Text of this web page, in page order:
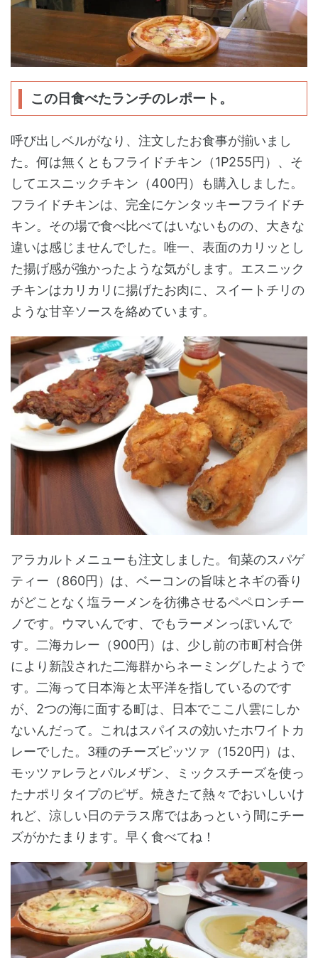
この日食べたランチのレポート。
呼び出しベルがなり、注文したお食事が揃いまし
た。何は無くともフライドチキン（1P255円）、そ
してエスニックチキン（400円）も購入しました。
フライドチキンは、完全にケンタッキーフライドチ
キン。その場で食べ比べてはいないものの、大きな
違いは感じませんでした。唯一、表面のカリッとし
た揚げ感が強かったような気がします。エスニック
チキンはカリカリに揚げたお肉に、スイートチリの
ような甘辛ソースを絡めています。
アラカルトメニューも注文しました。旬菜のスパゲ
ティー（860円）は、ベーコンの旨味とネギの香り
がどことなく塩ラーメンを彷彿させるペペロンチー
ノです。ウマいんです、でもラーメンっぽいんで
す。二海カレー（900円）は、少し前の市町村合併
により新設された二海群からネーミングしたようで
す。二海って日本海と太平洋を指しているのです
が、2つの海に面する町は、日本でここ八雲にしか
ないんだって。これはスパイスの効いたホワイトカ
レーでした。3種のチーズピッツァ（1520円）は、
モッツァレラとパルメザン、ミックスチーズを使っ
たナポリタイプのピザ。焼きたて熱々でおいしいけ
れど、涼しい日のテラス席ではあっという間にチー
ズがかたまります。早く食べてね！